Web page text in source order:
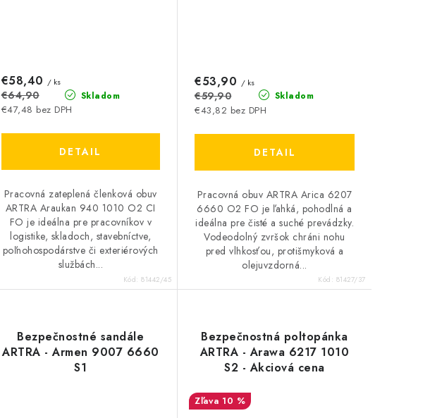
Skladom
€47,48 bez DPH
€58,40 / ks
€64,90
DETAIL
Pracovná zateplená členková obuv
ARTRA Araukan 940 1010 O2 CI
FO je ideálna pre pracovníkov v
logistike, skladoch, stavebníctve,
poľnohospodárstve či exteriérových
službách...
Kód:81442/45
Skladom
€43,82 bez DPH
€53,90 / ks
€59,90
DETAIL
Pracovná obuv ARTRA Arica 6207
6660 O2 FO je ľahká, pohodlná a
ideálna pre čisté a suché prevádzky.
Vodeodolný zvršok chráni nohu
pred vlhkosťou, protišmyková a
olejuvzdorná...
Kód: 81427/37
Bezpečnostné sandále
ARTRA - Armen 9007 6660
S1
Bezpečnostná poltopánka
ARTRA - Arawa 6217 1010
S2 - Akciová cena
10 %